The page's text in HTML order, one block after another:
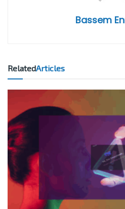
Bassem
RelatedArticles